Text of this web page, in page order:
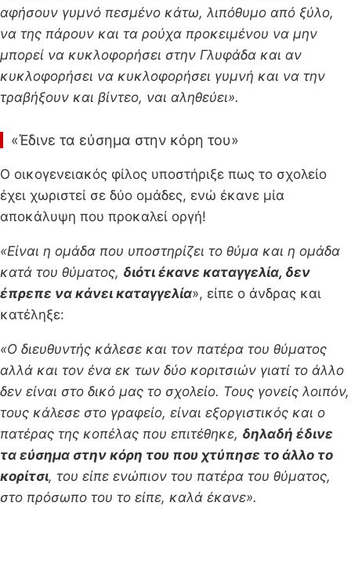
αφήσουν γυμνό πεσμένο κάτω, λιπόθυμο από ξύλο,
να της πάρουν και τα ρούχα προκειμένου να μην
μπορεί να κυκλοφορήσει στην Γλυφάδα και αν
κυκλοφορήσει να κυκλοφορήσει γυμνή και να την
τραβήξουν και βίντεο, ναι αληθεύει».
«Έδινε τα εύσημα στην κόρη του»
Ο οικογενειακός φίλος υποστήριξε πως το σχολείο
έχει χωριστεί σε δύο ομάδες, ενώ έκανε μία
αποκάλυψη που προκαλεί οργή!
«Είναι η ομάδα που υποστηρίζει το θύμα και η ομάδα
κατά του θύματος, διότι έκανε καταγγελία, δεν
έπρεπε να κάνει καταγγελία», είπε ο άνδρας και
κατέληξε:
«Ο διευθυντής κάλεσε και τον πατέρα του θύματος
αλλά και τον ένα εκ των δύο κοριτσιών γιατί το άλλο
δεν είναι στο δικό μας το σχολείο. Τους γονείς λοιπόν,
τους κάλεσε στο γραφείο, είναι εξοργιστικός και ο
πατέρας της κοπέλας που επιτέθηκε, δηλαδή έδινε
τα εύσημα στην κόρη του που χτύπησε το άλλο το
κορίτσι, του είπε ενώπιον του πατέρα του θύματος,
στο πρόσωπο του το είπε, καλά έκανε».